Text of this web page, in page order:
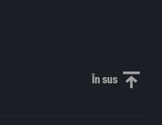
În susDerulați